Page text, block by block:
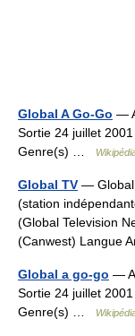
Global A Go-Go —
Sortie 24 juillet
Genre(s) …
Global TV — Global
(station
(Global Television
(Canwest) Langue
Global a go-go —
Sortie 24 juillet
Genre(s) …